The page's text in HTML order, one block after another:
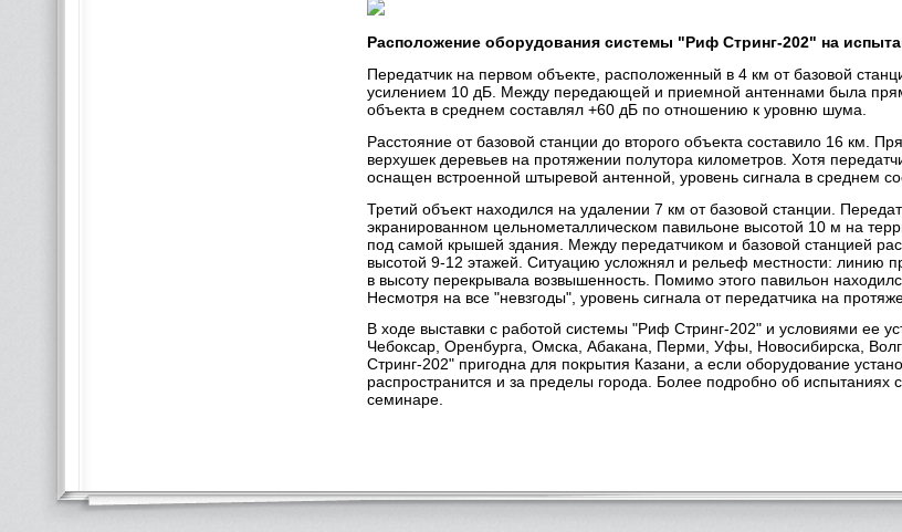
Расположение оборудования системы "Риф Стринг-202" на
Передатчик на первом объекте, расположенный в 4 км от базовой
усилением 10 дБ. Между передающей и приемной антеннами была
объекта в среднем составлял +60 дБ по отношению к уровню шума.
Расстояние от базовой станции до второго объекта составило 16 км.
верхушек деревьев на протяжении полутора километров. Хотя
оснащен встроенной штыревой антенной, уровень сигнала в среднем
Третий объект находился на удалении 7 км от базовой станции.
экранированном цельнометаллическом павильоне высотой 10 м на
под самой крышей здания. Между передатчиком и базовой станцией
высотой 9-12 этажей. Ситуацию усложнял и рельеф местности: линию
в высоту перекрывала возвышенность. Помимо этого павильон
Несмотря на все "невзгоды", уровень сигнала от передатчика на
В ходе выставки с работой системы "Риф Стринг-202" и условиями ее
Чебоксар, Оренбурга, Омска, Абакана, Перми, Уфы, Новосибирска,
Стринг-202" пригодна для покрытия Казани, а если оборудование
распространится и за пределы города. Более подробно об испытаниях
семинаре.